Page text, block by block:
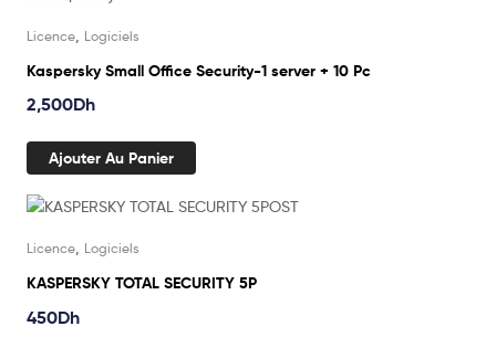
Licence Logiciels
Kaspersky Small Office Security-1 server + 10 Pc
2,500Dh
Ajouter Au Panier
Licence Logiciels
KASPERSKY TOTAL SECURITY 5P
450Dh